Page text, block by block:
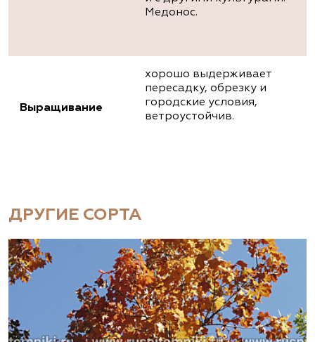
Медонос.
Выращивание
хорошо выдерживает
пересадку, обрезку и
городские условия,
ветроустойчив.
ДРУГИЕ СОРТА